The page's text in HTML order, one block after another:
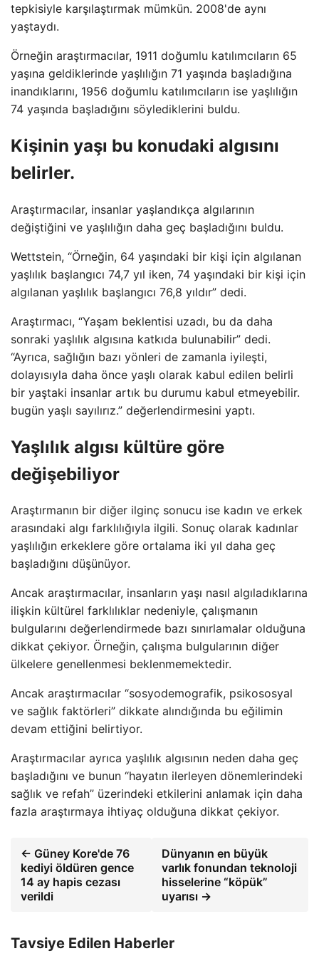
tepkisiyle karşılaştırmak mümkün. 2008'de aynı
yaştaydı.
Örneğin araştırmacılar, 1911 doğumlu katılımcıların 65
yaşına geldiklerinde yaşlılığın 71 yaşında başladığına
inandıklarını, 1956 doğumlu katılımcıların ise yaşlılığın
74 yaşında başladığını söylediklerini buldu.
Kişinin yaşı bu konudaki algısını
belirler.
Araştırmacılar, insanlar yaşlandıkça algılarının
değiştiğini ve yaşlılığın daha geç başladığını buldu.
Wettstein, “Örneğin, 64 yaşındaki bir kişi için algılanan
yaşlılık başlangıcı 74,7 yıl iken, 74 yaşındaki bir kişi için
algılanan yaşlılık başlangıcı 76,8 yıldır” dedi.
Araştırmacı, “Yaşam beklentisi uzadı, bu da daha
sonraki yaşlılık algısına katkıda bulunabilir” dedi.
“Ayrıca, sağlığın bazı yönleri de zamanla iyileşti,
dolayısıyla daha önce yaşlı olarak kabul edilen belirli
bir yaştaki insanlar artık bu durumu kabul etmeyebilir.
bugün yaşlı sayılırız.” değerlendirmesini yaptı.
Yaşlılık algısı kültüre göre
değişebiliyor
Araştırmanın bir diğer ilginç sonucu ise kadın ve erkek
arasındaki algı farklılığıyla ilgili. Sonuç olarak kadınlar
yaşlılığın erkeklere göre ortalama iki yıl daha geç
başladığını düşünüyor.
Ancak araştırmacılar, insanların yaşı nasıl algıladıklarına
ilişkin kültürel farklılıklar nedeniyle, çalışmanın
bulgularını değerlendirmede bazı sınırlamalar olduğuna
dikkat çekiyor. Örneğin, çalışma bulgularının diğer
ülkelere genellenmesi beklenmemektedir.
Ancak araştırmacılar “sosyodemografik, psikososyal
ve sağlık faktörleri” dikkate alındığında bu eğilimin
devam ettiğini belirtiyor.
Araştırmacılar ayrıca yaşlılık algısının neden daha geç
başladığını ve bunun “hayatın ilerleyen dönemlerindeki
sağlık ve refah” üzerindeki etkilerini anlamak için daha
fazla araştırmaya ihtiyaç olduğuna dikkat çekiyor.
← Güney Kore'de 76
kediyi öldüren gence
14 ay hapis cezası
verildi
Dünyanın en büyük
varlık fonundan teknoloji
hisselerine “köpük”
uyarısı →
Tavsiye Edilen Haberler